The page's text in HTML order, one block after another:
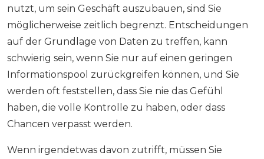
nutzt, um sein Geschäft auszubauen, sind Sie
möglicherweise zeitlich begrenzt. Entscheidungen
auf der Grundlage von Daten zu treffen, kann
schwierig sein, wenn Sie nur auf einen geringen
Informationspool zurückgreifen können, und Sie
werden oft feststellen, dass Sie nie das Gefühl
haben, die volle Kontrolle zu haben, oder dass
Chancen verpasst werden.
Wenn irgendetwas davon zutrifft, müssen Sie